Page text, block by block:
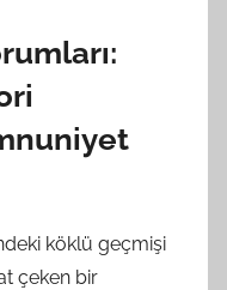
köklü geçmişi
çeken bir